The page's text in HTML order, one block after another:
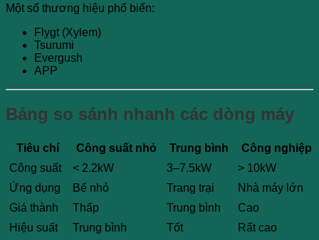
Một số thương hiệu phổ biến:
Flygt (Xylem)
Tsurumi
Evergush
APP
Bảng so sánh nhanh các dòng máy
Tiêu chí Công suất nhỏ Trung bình
Công nghiệp
Công suất
< 2.2kW 3–7.5kW
> 10kW
Ứng dụng
Bể nhỏ Trang trại
Nhà máy lớn
Giá thành
Thấp Trung bình
Cao
Hiệu suất
Trung bình Tốt Rất cao